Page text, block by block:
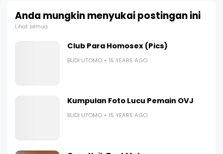
Anda mungkin menyukai postingan ini
Lihat semua
Club Para Homosex (Pics)
BUDI UTOMO 15 YEARS AGO
Kumpulan Foto Lucu Pemain OVJ
BUDI UTOMO 15 YEARS AGO